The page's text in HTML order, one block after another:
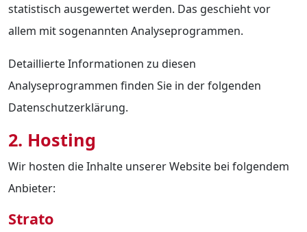
statistisch ausgewertet werden. Das geschieht vor
allem mit sogenannten Analyseprogrammen.
Detaillierte Informationen zu diesen
Analyseprogrammen finden Sie in der folgenden
Datenschutzerklärung.
2. Hosting
Wir hosten die Inhalte unserer Website bei folgendem
Anbieter:
Strato